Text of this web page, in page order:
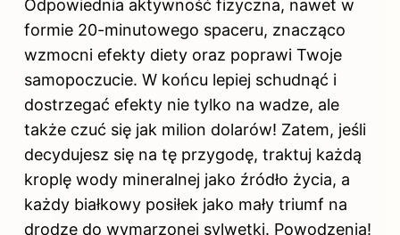
Odpowiednia aktywność fizyczna, nawet w
formie 20-minutowego spaceru, znacząco
wzmocni efekty diety oraz poprawi Twoje
samopoczucie. W końcu lepiej schudnąć i
dostrzegać efekty nie tylko na wadze, ale
także czuć się jak milion dolarów! Zatem, jeśli
decydujesz się na tę przygodę, traktuj każdą
kroplę wody mineralnej jako źródło życia, a
każdy białkowy posiłek jako mały triumf na
drodze do wymarzonej sylwetki. Powodzenia!